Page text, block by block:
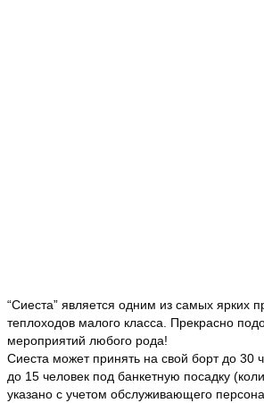
“Сиеста” является одним из самых ярких
теплоходов малого класса. Прекрасно
мероприятий любого рода!
Сиеста может принять на свой борт до 30
до 15 человек под банкетную посадку
указано с учетом обслуживающего